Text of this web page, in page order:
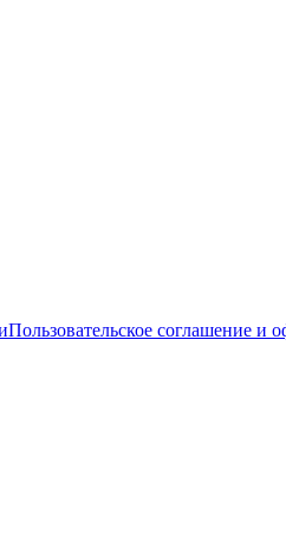
Пользовательское соглашение и